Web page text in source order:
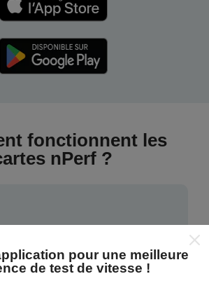
fonctionnent les
nPerf ?
les données ?
pour une meilleure
de test de vitesse !